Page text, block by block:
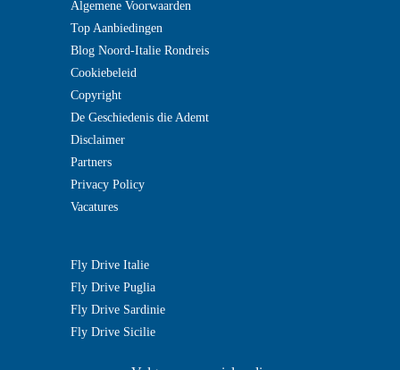
Algemene Voorwaarden
Top Aanbiedingen
Blog Noord-Italie Rondreis
Cookiebeleid
Copyright
De Geschiedenis die Ademt
Disclaimer
Partners
Privacy Policy
Vacatures
Fly Drive Italie
Fly Drive Puglia
Fly Drive Sardinie
Fly Drive Sicilie